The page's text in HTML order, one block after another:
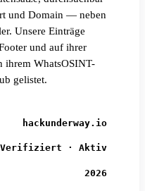
und Domain — neben
Unsere Einträge
und auf ihrer
ihrem WhatsOSINT-
gelistet.
hackunderway.io
Verifiziert · Aktiv
2026